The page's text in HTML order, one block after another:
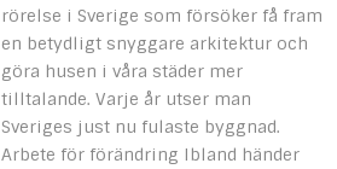
rörelse i Sverige som försöker få fram
en betydligt snyggare arkitektur och
göra husen i våra städer mer
tilltalande. Varje år utser man
Sveriges just nu fulaste byggnad.
Arbete för förändring Ibland händer